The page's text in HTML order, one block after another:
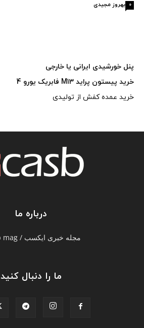
بهروز مجیدی 0
پنل خورشیدی ایرانی یا خارجی
خرید پیستون پراید M13 فابریک یورو 4
خرید عمده کفش از تولیدی
درباره ما
مجله خبری ایکسب / ecasb mag
ما را دنبال کنید